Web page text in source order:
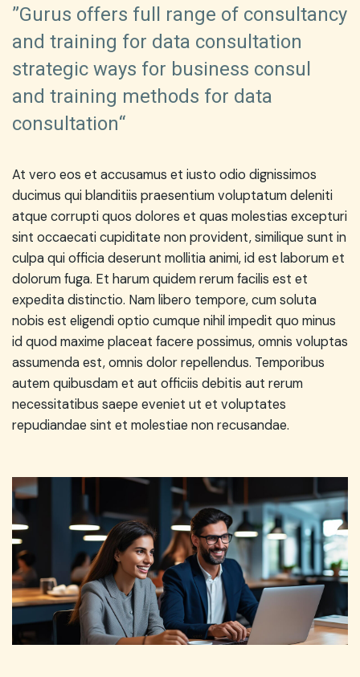
”Gurus offers full range of consultancy
and training for data consultation
strategic ways for business consul
and training methods for data
consultation“
At vero eos et accusamus et iusto odio dignissimos
ducimus qui blanditiis praesentium voluptatum deleniti
atque corrupti quos dolores et quas molestias excepturi
sint occaecati cupiditate non provident, similique sunt in
culpa qui officia deserunt mollitia animi, id est laborum et
dolorum fuga. Et harum quidem rerum facilis est et
expedita distinctio. Nam libero tempore, cum soluta
nobis est eligendi optio cumque nihil impedit quo minus
id quod maxime placeat facere possimus, omnis voluptas
assumenda est, omnis dolor repellendus. Temporibus
autem quibusdam et aut officiis debitis aut rerum
necessitatibus saepe eveniet ut et voluptates
repudiandae sint et molestiae non recusandae.